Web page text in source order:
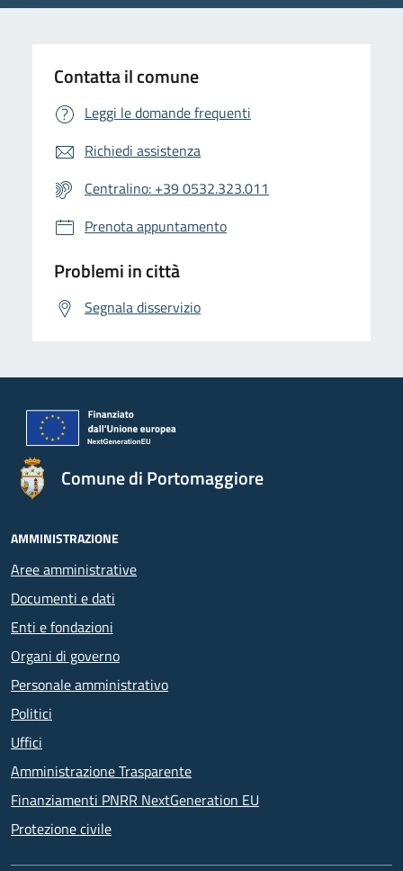
Contatta il comune
Leggi le domande frequenti
Richiedi assistenza
Centralino: +39 0532.323.011
Prenota appuntamento
Problemi in città
Segnala disservizio
Comune di Portomaggiore
AMMINISTRAZIONE
Aree amministrative
Documenti e dati
Enti e fondazioni
Organi di governo
Personale amministrativo
Politici
Uffici
Amministrazione Trasparente
Finanziamenti PNRR NextGeneration EU
Protezione civile